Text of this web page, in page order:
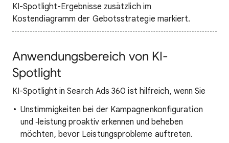
KI-Spotlight-Ergebnisse zusätzlich im
Kostendiagramm der Gebotsstrategie markiert.
Anwendungsbereich von KI-
Spotlight
KI-Spotlight in Search Ads 360 ist hilfreich, wenn Sie
Unstimmigkeiten bei der Kampagnenkonfiguration
und ‑leistung proaktiv erkennen und beheben
möchten, bevor Leistungsprobleme auftreten.